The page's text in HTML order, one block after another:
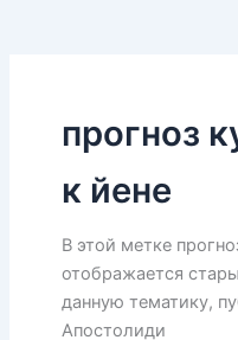
прогноз
к йене
В этой метке
отображается
данную тематику,
Апостолиди